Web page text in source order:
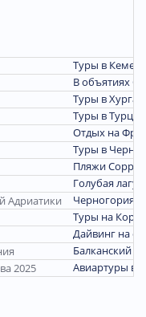
Туры в Кемер
В объятиях
Туры в
Туры в
Отдых на
Туры в
Пляжи
Голубая
Черногория
Туры на
Дайвинг на
Балканский
Авиартуры в